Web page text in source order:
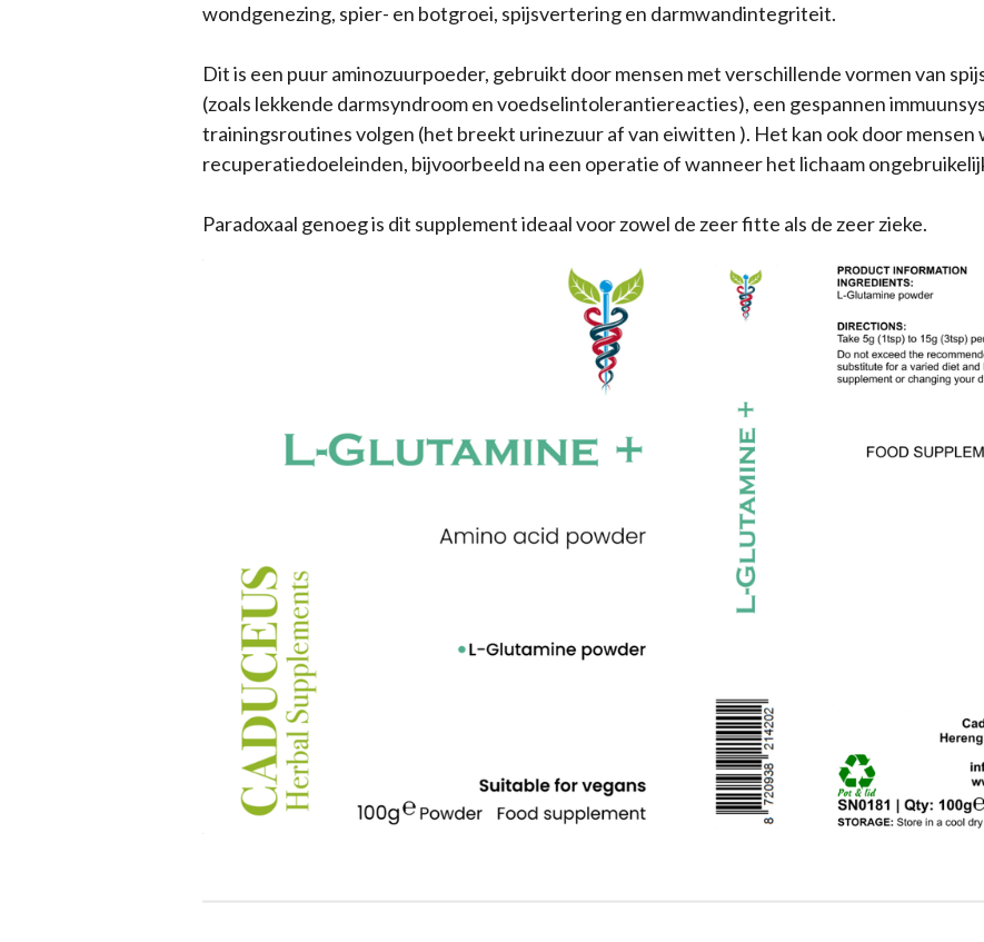
wondgenezing, spier- en botgroei, spijsvertering en darmwandintegriteit.
Dit is een puur aminozuurpoeder, gebruikt door mensen met verschillende vormen van
(zoals lekkende darmsyndroom en voedselintolerantiereacties), een gespannen
trainingsroutines volgen (het breekt urinezuur af van eiwitten ). Het kan ook door
recuperatiedoeleinden, bijvoorbeeld na een operatie of wanneer het lichaam
Paradoxaal genoeg is dit supplement ideaal voor zowel de zeer fitte als de zeer zieke.